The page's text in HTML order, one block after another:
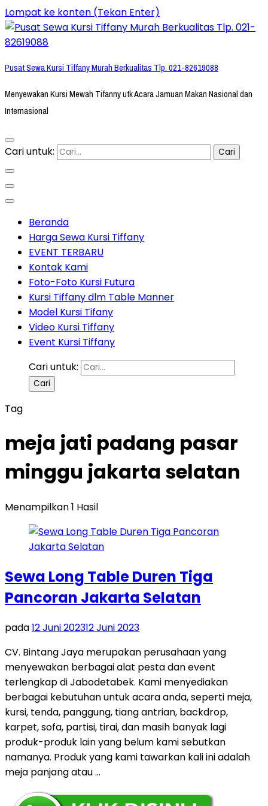
Lompat ke konten (Tekan Enter)
Pusat Sewa Kursi Tiffany Murah Berkualitas Tlp. 021-82619088
Menyewakan Kursi Mewah Tifanny utk Acara Jamuan Makan Nasional dan
Internasional
Cari untuk:
Beranda
Harga Sewa Kursi Tiffany
EVENT TERBARU
Kontak Kami
Foto-Foto Kursi Futura
Kursi Tiffany dlm Table Manner
Model Kursi Tifany
Video Kursi Tiffany
Event Kursi Tiffany
Cari untuk:
Tag
meja jati padang pasar
minggu jakarta selatan
Menampilkan 1 Hasil
Sewa Long Table Duren Tiga
Pancoran Jakarta Selatan
pada12 Juni 202312 Juni 2023
CV. Bintang Jaya merupakan perusahaan yang
menyewakan berbagai alat pesta dan event
terlengkap di Jabodetabek. Kami menyediakan
berbagai kebutuhan untuk acara anda, seperti meja,
kursi, tenda, panggung, tiang antrian, backdrop,
karpet, sofa, partisi, tirai, dan masih banyak lagi
produk-produk lain yang belum kami sebutkan
namanya. Produk yang kami tawarkan kali ini adalah
meja panjang atau …